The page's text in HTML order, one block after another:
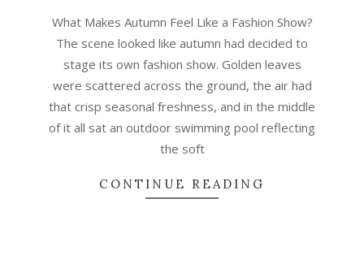
What Makes Autumn Feel Like a Fashion Show?
The scene looked like autumn had decided to
stage its own fashion show. Golden leaves
were scattered across the ground, the air had
that crisp seasonal freshness, and in the middle
of it all sat an outdoor swimming pool reflecting
the soft
CONTINUE READING